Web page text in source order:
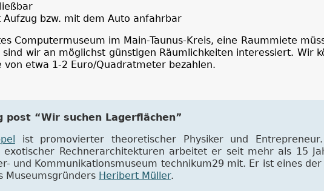
bzw. mit dem Auto anfahrbar
Computermuseum im Main-Taunus-Kreis, eine Raummiete
wir an möglichst günstigen Räumlichkeiten interessiert. Wir
etwa 1-2 Euro/Quadratmeter bezahlen.
“Wir suchen Lagerflächen”
ist promovierter theoretischer Physiker und
exotischer Rechnerarchitekturen arbeitet er seit mehr als 15
und Kommunikationsmuseum technikum29 mit. Er ist eines
Museumsgründers Heribert Müller.